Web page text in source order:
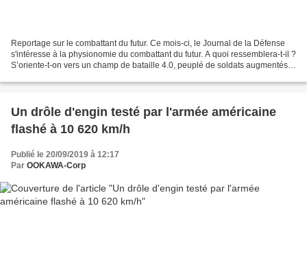
Reportage sur le combattant du futur. Ce mois-ci, le Journal de la Défense
s'intéresse à la physionomie du combattant du futur. A quoi ressemblera-t-il ?
S’oriente-t-on vers un champ de bataille 4.0, peuplé de soldats augmentés
Un drôle d'engin testé par l'armée américaine
flashé à 10 620 km/h
Publié le 20/09/2019 à 12:17
Par OOKAWA-Corp